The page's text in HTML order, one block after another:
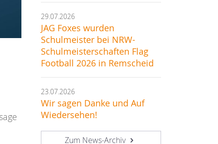
29.07.2026
JAG Foxes wurden
Schulmeister bei NRW-
Schulmeisterschaften Flag
Football 2026 in Remscheid
23.07.2026
Wir sagen Danke und Auf
Wiedersehen!
Zum News-Archiv